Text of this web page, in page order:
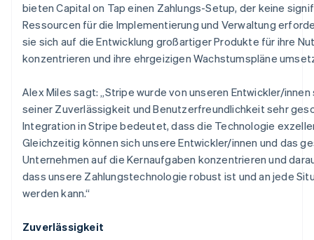
bieten Capital on Tap einen Zahlungs-Setup, der keine
Ressourcen für die Implementierung und Verwaltung
sie sich auf die Entwicklung großartiger Produkte für ihre
konzentrieren und ihre ehrgeizigen Wachstumspläne
Alex Miles sagt: „Stripe wurde von unseren Entwickler/
seiner Zuverlässigkeit und Benutzerfreundlichkeit sehr
Integration in Stripe bedeutet, dass die Technologie
Gleichzeitig können sich unsere Entwickler/innen und das
Unternehmen auf die Kernaufgaben konzentrieren und
dass unsere Zahlungstechnologie robust ist und an jede
werden kann.“
Zuverlässigkeit
Australien
English
Belgien
NederlandsFrançaisDeutschEnglish
Brasilien
Bulgarien
English